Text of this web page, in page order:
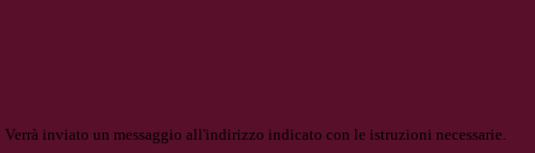
Verrà inviato un messaggio all'indirizzo indicato con le istruzioni necessarie.